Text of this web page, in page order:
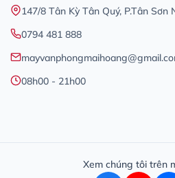
147/8 Tân Kỳ Tân Quý, P.Tân Sơn
0794 481 888
08h00 - 21h00
Xem chúng tôi trên